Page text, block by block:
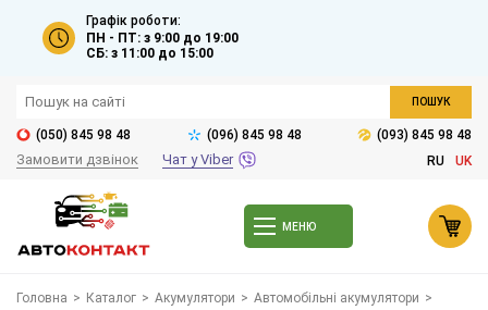
Графік роботи:
ПН - ПТ: з 9:00 до 19:00
СБ: з 11:00 до 15:00
ПОШУК
(050) 845 98 48 (096) 845 98 48 (093) 845 98 48
Замовити дзвінок Чат у Viber RU UK
МЕНЮ
Головна > Каталог > Акумулятори > Автомобільні акумулятори >